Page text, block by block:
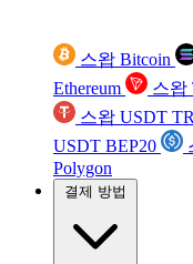
스왑 Bitcoin
Ethereum
스왑
스왑 USDT
USDT BEP20
Polygon
결제 방법